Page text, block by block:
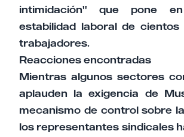
intimidación" que pone
estabilidad laboral de
trabajadores.
Reacciones encontradas
Mientras algunos sectores
aplauden la exigencia de
mecanismo de control sobre
los representantes sindicales